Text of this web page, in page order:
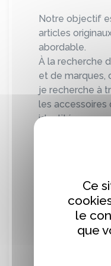
Notre objectif
articles
abordable.
À la recherche
et de marques,
je recherche à
les accessoires
identité propre
Dénicher des
bonheur des
C’est le désir
de permettre à
mode vintage
me motive à
Fripe à la
Ce
le
que